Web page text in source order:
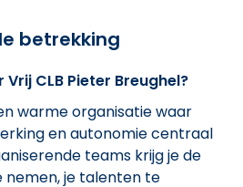
betrekking
CLB Pieter Breughel?
warme organisatie waar
en autonomie centraal
teams krijg je de
je talenten te